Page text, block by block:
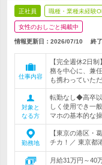
正社員 職種・業種未経験
女性のおしごと掲載中
情報更新日：2026/07/10 終
仕事内容
【完全週休2日
務を中心に、兼
も携わっていた
対象と
なる方
転勤なし◆高卒
しく使用でき一
マホの基本的な
勤務地
【東京の港区・
チカ！／ 東京都
月給31万円～40